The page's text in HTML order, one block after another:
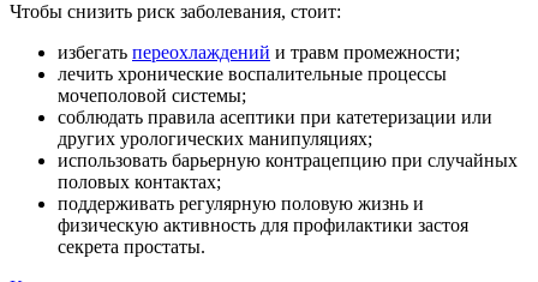
Чтобы снизить риск заболевания, стоит:
избегать переохлаждений и травм промежности;
лечить хронические воспалительные процессы
мочеполовой системы;
соблюдать правила асептики при катетеризации или
других урологических манипуляциях;
использовать барьерную контрацепцию при случайных
половых контактах;
поддерживать регулярную половую жизнь и
физическую активность для профилактики застоя
секрета простаты.